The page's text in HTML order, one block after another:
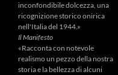
inconfondibile dolcezza, una
ricognizione storico onirica
nell'Italia del 1944.»
Il Manifesto
«Racconta con notevole
realismo un pezzo della nostra
storia e la bellezza di alcuni